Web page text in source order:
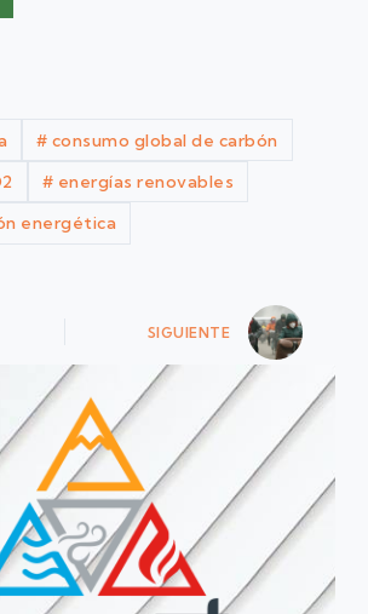
# consumo global de carbón
# energías renovables
energética
SIGUIENTE